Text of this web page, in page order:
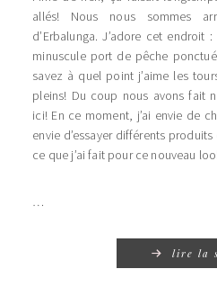
allés! Nous nous sommes
d’Erbalunga. J’adore cet
minuscule port de pêche
savez à quel point j’aime les
pleins! Du coup nous avons fait
ici! En ce moment, j’ai envie de
envie d’essayer différents produits
ce que j’ai fait pour ce nouveau
…
lire la